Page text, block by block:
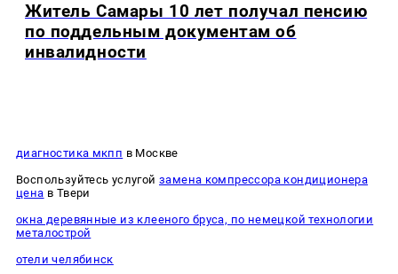
Житель Самары 10 лет получал пенсию
по поддельным документам об
инвалидности
диагностика мкпп в Москве
Воспользуйтесь услугой замена компрессора кондиционера
цена в Твери
окна деревянные из клееного бруса, по немецкой технологии
металострой
отели челябинск